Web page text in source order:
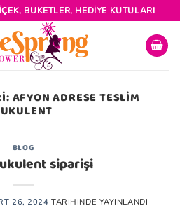
BUKETLER, HEDIYE KUTULARI
AFYON ADRESE TESLIM
BLOG
siparişi
26, 2024 TARIHINDE YAYINLANDI